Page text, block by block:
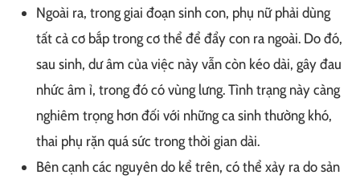
Ngoài ra, trong giai đoạn sinh con, phụ nữ phải dùng
tất cả cơ bắp trong cơ thể để đẩy con ra ngoài. Do đó,
sau sinh, dư âm của việc này vẫn còn kéo dài, gây đau
nhức âm ỉ, trong đó có vùng lưng. Tình trạng này càng
nghiêm trọng hơn đối với những ca sinh thường khó,
thai phụ rặn quá sức trong thời gian dài.
Bên cạnh các nguyên do kể trên, có thể xảy ra do sản